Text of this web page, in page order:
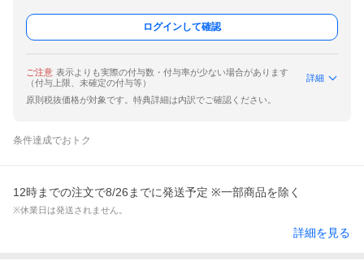
ログインして確認
ご注意 表示よりも実際の付与数・付与率が少ない場合があります
（付与上限、未確定の付与等）
詳細
原則税抜価格が対象です。特典詳細は内訳でご確認ください。
条件達成でおトク
12時までの注文で8/26までに発送予定 ※一部商品を除く
※休業日は発送されません。
詳細を見る